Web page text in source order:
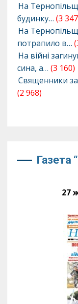
На
будинку… (3
На
потрапило в…
На війні
сина, а… (3 160)
Священники
(2 968)
Газета
27